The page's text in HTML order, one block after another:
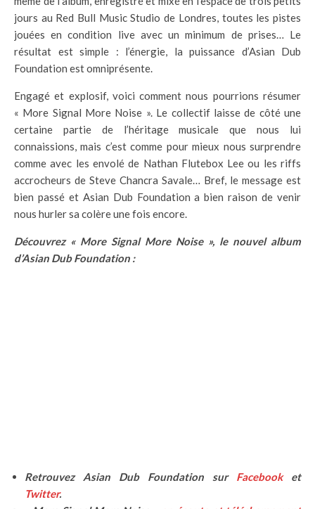
jours au Red Bull Music Studio de Londres, toutes les pistes
jouées en condition live avec un minimum de prises… Le
résultat est simple : l’énergie, la puissance d’Asian Dub
Foundation est omniprésente.
Engagé et explosif, voici comment nous pourrions résumer
« More Signal More Noise ». Le collectif laisse de côté une
certaine partie de l’héritage musicale que nous lui
connaissions, mais c’est comme pour mieux nous surprendre
comme avec les envolé de Nathan Flutebox Lee ou les riffs
accrocheurs de Steve Chancra Savale… Bref, le message est
bien passé et Asian Dub Foundation a bien raison de venir
nous hurler sa colère une fois encore.
Découvrez « More Signal More Noise », le nouvel album
d’Asian Dub Foundation :
Retrouvez Asian Dub Foundation sur Facebooket
Twitter.